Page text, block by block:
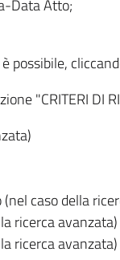
Data Atto;
possibile,
"CRITERI DI
caso della
ricerca avanzata)
ricerca avanzata)